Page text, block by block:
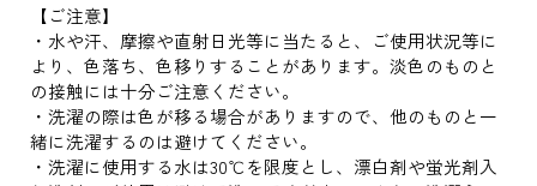
【ご注意】
・水や汗、摩擦や直射日光等に当たると、ご使用状況等に
より、色落ち、色移りすることがあります。淡色のものと
の接触には十分ご注意ください。
・洗濯の際は色が移る場合がありますので、他のものと一
緒に洗濯するのは避けてください。
・洗濯に使用する水は30℃を限度とし、漂白剤や蛍光剤入